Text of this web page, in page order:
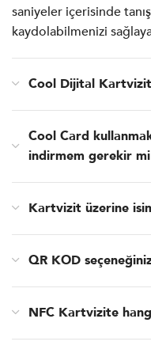
saniyeler içerisinde
kaydolabilmenizi
Cool Dijital Kartvizit
Cool Card
indirmem gerekir
Kartvizit üzerine
QR KOD
NFC Kartvizite